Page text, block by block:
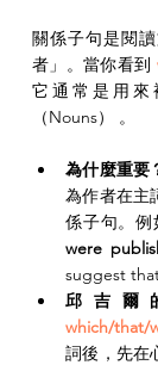
關係子句是閱
者」。當你看到
它通常是用來
（Nouns） 。
為什麼重要
為作者在主
係子句。例
were
suggest
邱吉爾
which/that/
詞後，先在